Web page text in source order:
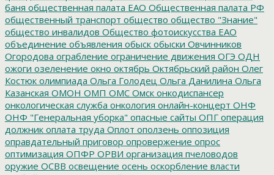
баня общественная палата ЕАО Общественная палата РФ
общественный транспорт общество общество "Знание"
общество инвалидов Общество фотоискусства ЕАО
объединение объявления обыск обыски Овчинников
Огородова ограбление ограничение движения ОГЭ ОДН
ожоги озеленение окно октябрь Октябрьский район Олег
Костюк олимпиада Ольга Голодец Ольга Данилина Ольга
Казанская ОМОН ОМП ОМС Омск онкодиспансер
онкологическая служба онкология онлайн-концерт ОНФ
ОНФ "Генеральная уборка" опасные сайты ОПГ операция
должник оплата труда Оплот оползень оппозиция
оправдательный приговор опровержение опрос
оптимизация ОПФР ОРВИ организация пчеловодов
оружие ОСВВ освещение осень оскорбление власти